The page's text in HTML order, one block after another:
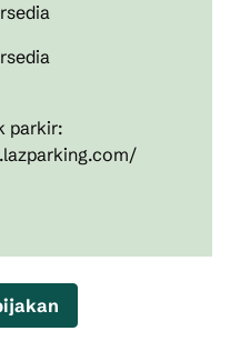
parkir: